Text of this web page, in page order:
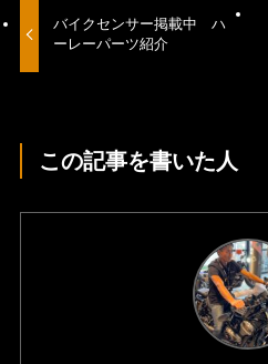
バイクセンサー掲載中 ハ
ーレーパーツ紹介
この記事を書いた人